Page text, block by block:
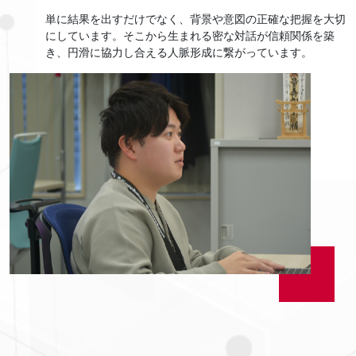
単に結果を出すだけでなく、背景や意図の正確な把握を大切
にしています。そこから生まれる密な対話が信頼関係を築
き、円滑に協力し合える人脈形成に繋がっています。